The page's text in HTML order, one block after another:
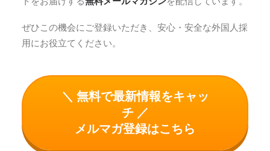
ぜひこの機会にご登録いただき、安心・安全な外国人採
用にお役立てください。
＼ 無料で最新情報をキャッ
チ ／
メルマガ登録はこちら